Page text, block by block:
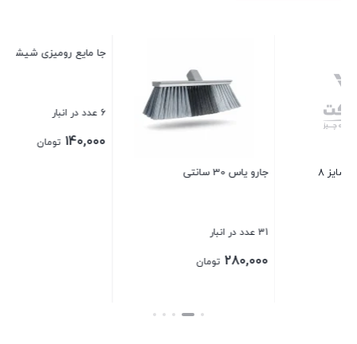
جا مایع رومیزی شیشه ای لاین
140,000 تومان